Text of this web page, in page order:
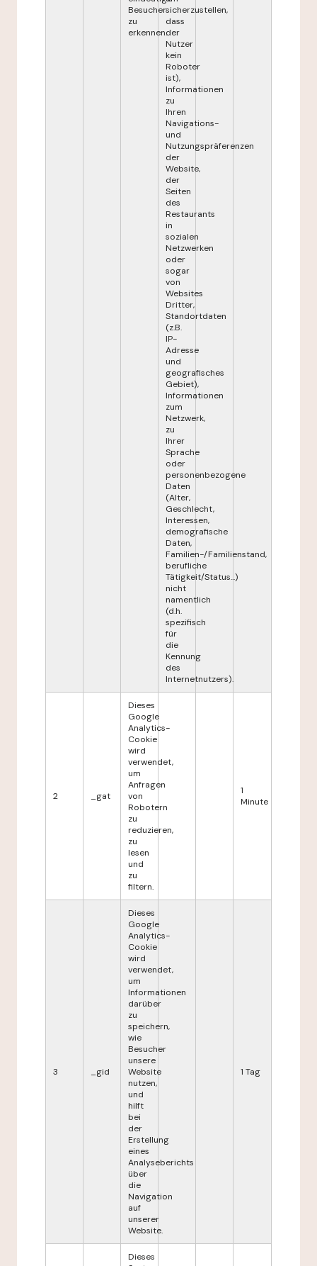
Besucher
zu
erkennen.
sicherzustellen,
dass
der
Nutzer
kein
Roboter
ist),
Informationen
zu
Ihren
Navigations-
und
Nutzungspräferenzen
der
Website,
der
Seiten
des
Restaurants
in
sozialen
Netzwerken
oder
sogar
von
Websites
Dritter,
Standortdaten
(z.B.
IP-
Adresse
und
geografisches
Gebiet),
Informationen
zum
Netzwerk,
zu
Ihrer
Sprache
oder
personenbezogene
Daten
(Alter,
Geschlecht,
Interessen,
demografische
Daten,
Familien-/Familienstand,
berufliche
Tätigkeit/Status...)
nicht
namentlich
(d.h.
spezifisch
für
die
Kennung
des
Internetnutzers).
2 _gat
Dieses
Google
Analytics-
Cookie
wird
verwendet,
um
Anfragen
von
Robotern
zu
reduzieren,
zu
lesen
und
zu
filtern.
1
Minute
3 _gid
Dieses
Google
Analytics-
Cookie
wird
verwendet,
um
Informationen
darüber
zu
speichern,
wie
Besucher
unsere
Website
nutzen,
und
hilft
bei
der
Erstellung
eines
Analyseberichts
über
die
Navigation
auf
unserer
Website.
1 Tag
Dieses